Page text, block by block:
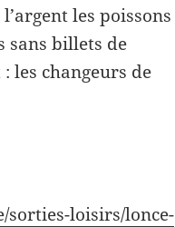
les poissons
sans billets de
les changeurs de
loisirs/lonce-